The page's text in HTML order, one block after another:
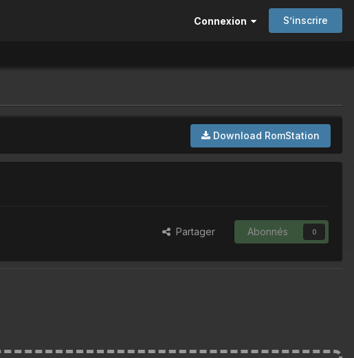
Connexion S’inscrire
Download RomStation
Partager Abonnés 0